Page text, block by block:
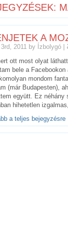
A
2011 by Ízbolygó
ott most olyat
bele a
mondom
(már Budapesten),
együtt. Ez néhány
hihetetlen
a teljes bejegyzésre